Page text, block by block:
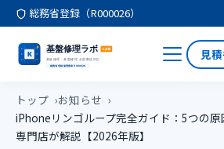
総務省登録（R000026）
見
トップ
お知らせ
iPhoneリンゴループ完全ガイド：5つの
専門店が解説【2026年版】